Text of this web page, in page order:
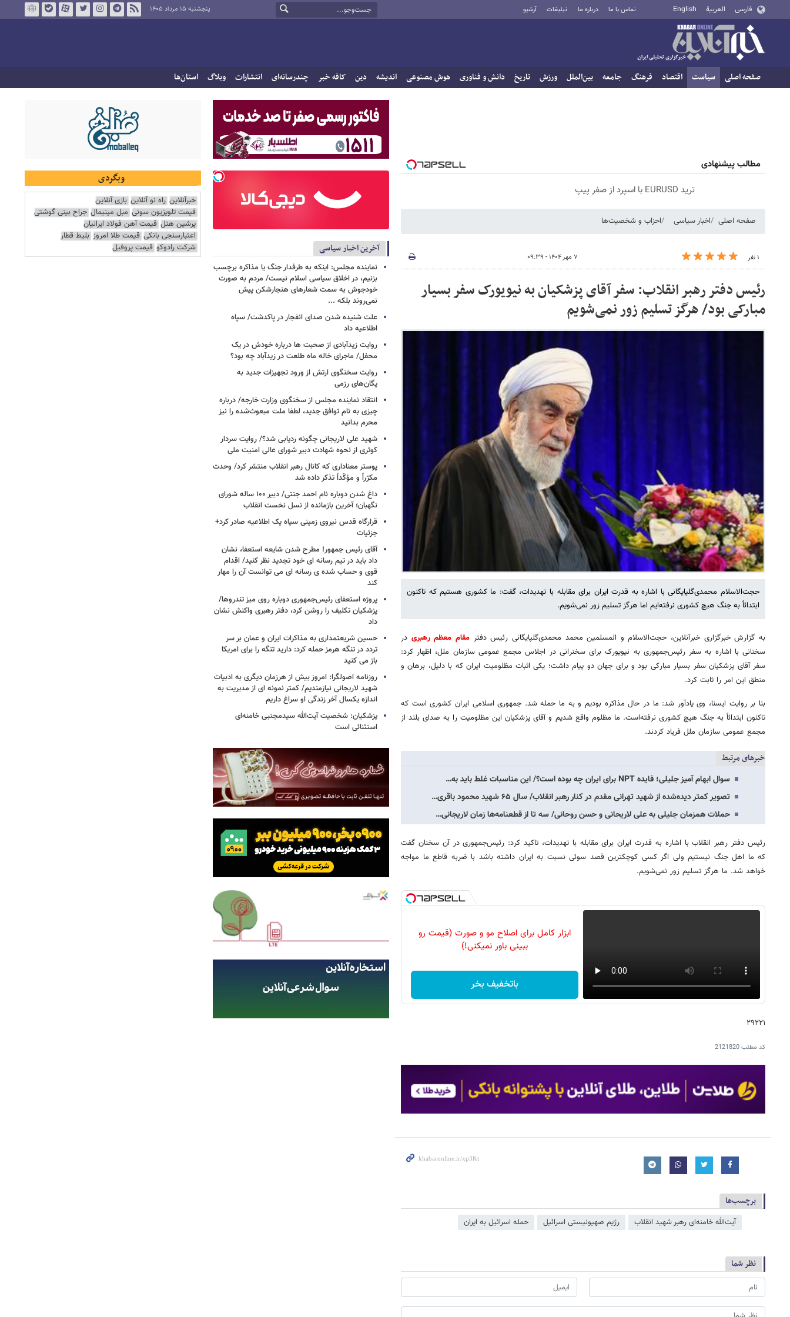
فارسی العربية English تماس با ما درباره ما تبلیغات آرشیو پنجشنبه ۱۵ مرداد ۱۴۰۵
صفحه اصلی سیاست اقتصاد فرهنگ جامعه بین‌الملل ورزش تاریخ دانش و فناوری هوش مصنوعی اندیشه دین کافه خبر چندرسانه‌ای انتشارات وبلاگ استان‌ها
مطالب پیشنهادی
ترید EURUSD با اسپرد از صفر پیپ
صفحه اصلی اخبار سیاسی احزاب و شخصیت‌ها
۱ نفر ۷ مهر ۱۴۰۴ - ۰۹:۳۹
رئیس دفتر رهبر انقلاب: سفر آقای پزشکیان به نیویورک سفر بسیار
مبارکی بود/ هرگز تسلیم زور نمی‌شویم
حجت‌الاسلام محمدی‌گلپایگانی با اشاره به قدرت ایران برای مقابله با تهدیدات، گفت: ما کشوری هستیم که تاکنون
ابتدائاً به جنگ هیچ کشوری نرفته‌ایم اما هرگز تسلیم زور نمی‌شویم.
به گزارش خبرگزاری خبرآنلاین، حجت‌الاسلام و المسلمین محمد محمدی‌گلپایگانی رئیس دفترمقام معظم رهبری در
سخنانی با اشاره به سفر رئیس‌جمهوری به نیویورک برای سخنرانی در اجلاس مجمع عمومی سازمان ملل، اظهار کرد:
سفر آقای پزشکیان سفر بسیار مبارکی بود و برای جهان دو پیام داشت؛ یکی اثبات مظلومیت ایران که با دلیل، برهان و
منطق این امر را ثابت کرد.
بنا بر روایت ایسنا، وی یادآور شد: ما در حال مذاکره بودیم و به ما حمله شد. جمهوری اسلامی ایران کشوری است که
تاکنون ابتدائاً به جنگ هیچ کشوری نرفته‌است. ما مظلوم واقع شدیم و آقای پزشکیان این مظلومیت را به صدای بلند از
مجمع عمومی سازمان ملل فریاد کردند.
خبرهای مرتبط
سوال ابهام آمیز جلیلی؛ فایده NPT برای ایران چه بوده است؟/ این مناسبات غلط باید به…
تصویر کمتر دیده‌شده از شهید تهرانی مقدم در کنار رهبر انقلاب/ سال ۶۵ شهید محمود باقری…
حملات همزمان جلیلی به علی لاریحانی و حسن روحانی/ سه تا از قطعنامه‌ها زمان لاریجانی…
رئیس دفتر رهبر انقلاب با اشاره به قدرت ایران برای مقابله با تهدیدات، تاکید کرد: رئیس‌جمهوری در آن سخنان گفت
که ما اهل جنگ نیستیم ولی اگر کسی کوچکترین قصد سوئی نسبت به ایران داشته باشد با ضربه قاطع ما مواجه
خواهد شد. ما هرگز تسلیم زور نمی‌شویم.
ابزار کامل برای اصلاح مو و صورت (قیمت رو
ببینی باور نمیکنی!)
باتخفیف بخر
۲۹۲۲۱
کد مطلب2121820
برچسب‌ها
آیت‌الله خامنه‌ای رهبر شهید انقلاب رژیم صهیونیستی اسرائیل حمله اسرائیل به ایران
نظر شما
آخرین اخبار سیاسی
نماینده مجلس: اینکه به طرفدار جنگ یا مذاکره برچسب
بزنیم، در اخلاق سیاسی اسلام نیست/ مردم به صورت
خودجوش به سمت شعارهای هنجارشکن پیش
نمی‌روند بلکه ...
علت شنیده شدن صدای انفجار در پاکدشت/ سپاه
اطلاعیه داد
روایت زیدآبادی از صحبت ها درباره خودش در یک
محفل/ ماجرای خاله ماه طلعت در زیدآباد چه بود؟
روایت سخنگوی ارتش از ورود تجهیزات جدید به
یگان‌های رزمی
انتقاد نماینده مجلس از سخنگوی وزارت خارجه/ درباره
چیزی به نام توافق جدید، لطفا ملت مبعوث‌شده را نیز
محرم بدانید
شهید علی لاریجانی چگونه ردیابی شد؟/ روایت سردار
کوثری از نحوه شهادت دبیر شورای عالی امنیت ملی
پوستر معناداری که کانال رهبر انقلاب منتشر کرد/ وحدت
مکرّراً و مؤکّداً تذکر داده شد
داغ شدن دوباره نام احمد جنتی/ دبیر ۱۰۰ ساله شورای
نگهبان؛ آخرین بازمانده از نسل نخست انقلاب
قرارگاه قدس نیروی زمینی سپاه یک اطلاعیه صادر کرد+
جزئیات
آقای رئیس جمهور! مطرح شدن شایعه استعفا، نشان
داد باید در تیم رسانه ای خود تجدید نظر کنید/ اقدام
قوی و حساب شده ی رسانه ای می توانست آن را مهار
کند
پروژه استعفای رئیس‌جمهوری دوباره روی میز تندروها/
پزشکیان تکلیف را روشن کرد، دفتر رهبری واکنش نشان
داد
حسین شریعتمداری به مذاکرات ایران و عمان بر سر
تردد در تنگه هرمز حمله کرد: دارید تنگه را برای امریکا
باز می کنید
روزنامه اصولگرا: امروز بیش از هرزمان دیگری به ادبیات
شهید لاریجانی نیازمندیم/ کمتر نمونه ای از مدیریت به
اندازه یکسال آخر زندگی او سراغ داریم
پزشکیان: شخصیت آیت‌الله سیدمجتبی خامنه‌ای
استثنائی است
وبگردی
خبرآنلاین راه نو آنلاین بازی آنلاین
قیمت تلویزیون سونی مبل مینیمال جراح بینی گوشتی
پرشین هتل قیمت آهن فولاد ایرانیان
اعتبارسنجی بانکی قیمت طلا امروز بلیط قطار
شرکت رادوکو قیمت پروفیل